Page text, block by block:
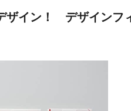
ザイン！ デザインフ